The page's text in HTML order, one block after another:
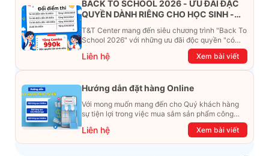
BACK TO SCHOOL 2026 - ƯU ĐÃI ĐẶC
QUYỀN DÀNH RIÊNG CHO HỌC SINH -
T&T Center mang đến siêu chương trình "Back To
School 2026" với những ưu đãi độc quyền "có
một không hai". Đừng để chiếc ví phải "ét-ô-ét",
cùng khám phá ngay ưu đãi siêu khủng dưới đây
nhé!
Liên hệ Xem bài viết
Hướng dẫn đặt hàng Online
Với mong muốn mang đến cho Quý khách hàng
sự tiện lợi trong việc mua sắm sản phẩm công
nghệ từ xa. Trong bài viết này, T&T Center sẽ
hướng dẫn chi tiết cách mua hàng trực tuyến qua
các kênh online Website, Zalo, Messenger và
Liên hệ Xem bài viết